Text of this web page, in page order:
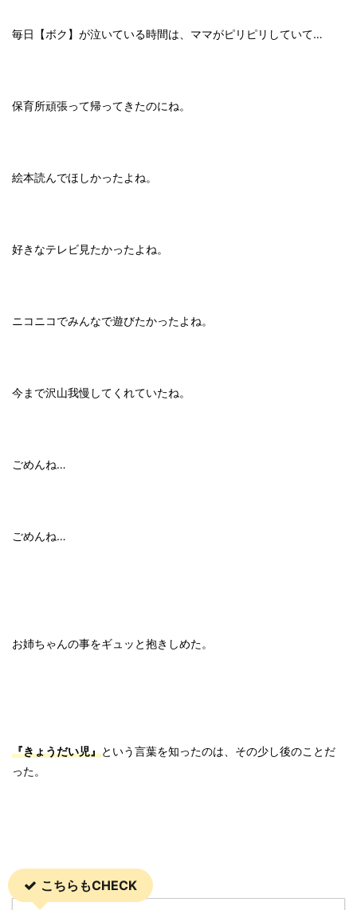
毎日【ボク】が泣いている時間は、ママがピリピリしていて…
保育所頑張って帰ってきたのにね。
絵本読んでほしかったよね。
好きなテレビ見たかったよね。
ニコニコでみんなで遊びたかったよね。
今まで沢山我慢してくれていたね。
ごめんね…
ごめんね…
お姉ちゃんの事をギュッと抱きしめた。
『きょうだい児』という言葉を知ったのは、その少し後のことだ
った。
こちらもCHECK